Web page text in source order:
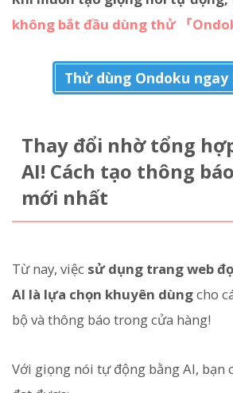
không bắt đầu dùng thử 『
Thử dùng Ondoku
Thay đổi nhờ tổng
AI! Cách tạo thông
mới nhất
Từ nay, việc sử dụng trang web
AI là lựa chọn khuyên dùngcho
bộ và thông báo trong cửa hàng!
Với giọng nói tự động bằng AI, bạn